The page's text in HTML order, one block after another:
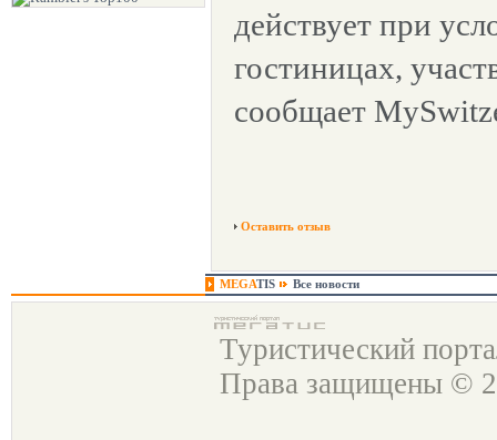
действует при
гостиницах,
сообщает
Оставить отзыв
MEGATIS Все новости
Туристический
Права защищены ©